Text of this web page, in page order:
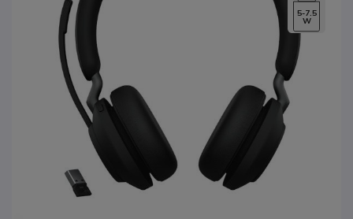
5-7.5
W